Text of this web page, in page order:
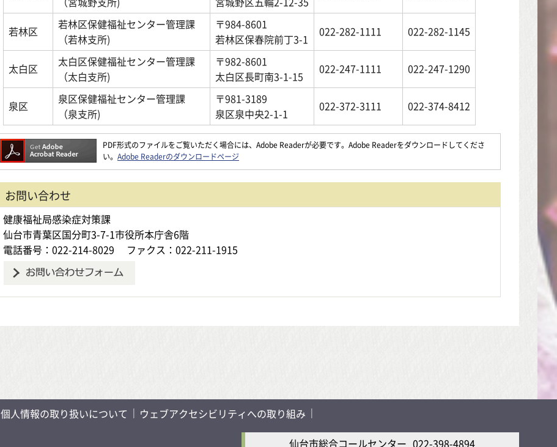
若林区
若林区保健福祉センター管理課
（若林支所)
〒984-8601
若林区保春院前丁3-1
022-282-1111 022-282-1145
太白区
太白区保健福祉センター管理課
（太白支所)
〒982-8601
太白区長町南3-1-15
022-247-1111 022-247-1290
泉区
泉区保健福祉センター管理課
（泉支所)
〒981-3189
泉区泉中央2-1-1
022-372-3111 022-374-8412
PDF形式のファイルをご覧いただく場合には、Adobe Readerが必要です。Adobe Readerをダウンロードしてくださ
い。 Adobe Readerのダウンロードページ
お問い合わせ
健康福祉局感染症対策課
仙台市青葉区国分町3-7-1市役所本庁舎6階
電話番号：022-214-8029
ファクス：022-211-1915
個人情報の取り扱いについて
ウェブアクセシビリティへの取り組み
仙台市総合コールセンター 022-398-4894